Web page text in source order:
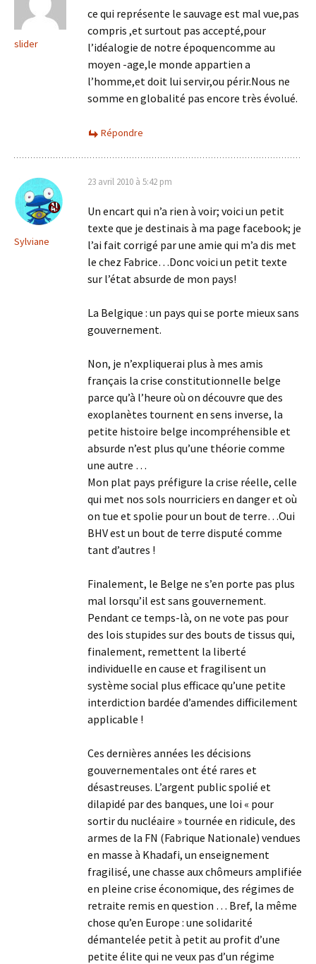
slider
ce qui représente le sauvage est mal vue,pas
compris ,et surtout pas accepté,pour
l’idéalogie de notre époquencomme au
moyen -age,le monde appartien a
l’homme,et doit lui servir,ou périr.Nous ne
somme en globalité pas encore très évolué.
Répondre
Sylviane
23 avril 2010 à 5:42 pm
Un encart qui n’a rien à voir; voici un petit
texte que je destinais à ma page facebook; je
l’ai fait corrigé par une amie qui m’a dis met
le chez Fabrice…Donc voici un petit texte
sur l’état absurde de mon pays!
La Belgique : un pays qui se porte mieux sans
gouvernement.
Non, je n’expliquerai plus à mes amis
français la crise constitutionnelle belge
parce qu’à l’heure où on découvre que des
exoplanètes tournent en sens inverse, la
petite histoire belge incompréhensible et
absurde n’est plus qu’une théorie comme
une autre …
Mon plat pays préfigure la crise réelle, celle
qui met nos sols nourriciers en danger et où
on tue et spolie pour un bout de terre…Oui
BHV est un bout de terre disputé comme
tant d’autres !
Finalement, le Belge ne s’en porte pas plus
mal lorsqu’il est sans gouvernement.
Pendant ce temps-là, on ne vote pas pour
des lois stupides sur des bouts de tissus qui,
finalement, remettent la liberté
individuelle en cause et fragilisent un
système social plus efficace qu’une petite
interdiction bardée d’amendes difficilement
applicable !
Ces dernières années les décisions
gouvernementales ont été rares et
désastreuses. L’argent public spolié et
dilapidé par des banques, une loi « pour
sortir du nucléaire » tournée en ridicule, des
armes de la FN (Fabrique Nationale) vendues
en masse à Khadafi, un enseignement
fragilisé, une chasse aux chômeurs amplifiée
en pleine crise économique, des régimes de
retraite remis en question … Bref, la même
chose qu’en Europe : une solidarité
démantelée petit à petit au profit d’une
petite élite qui ne veux pas d’un régime